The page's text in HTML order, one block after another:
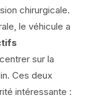
chirurgicale.
le véhicule a
sur la
Ces deux
intéressante :